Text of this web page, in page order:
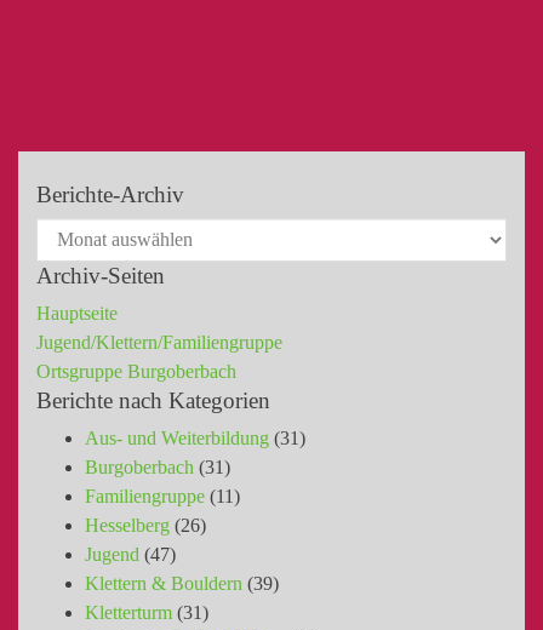
Berichte-Archiv
Archiv-Seiten
Hauptseite
Jugend/Klettern/Familiengruppe
Ortsgruppe Burgoberbach
Berichte nach Kategorien
Aus- und Weiterbildung (31)
Burgoberbach (31)
Familiengruppe (11)
Hesselberg (26)
Jugend (47)
Klettern & Bouldern (39)
Kletterturm (31)